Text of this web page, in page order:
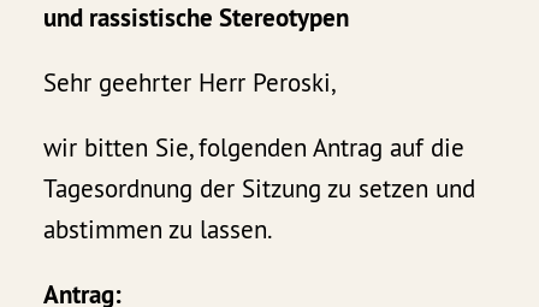
und rassistische Stereotypen
Sehr geehrter Herr Peroski,
wir bitten Sie, folgenden Antrag auf die
Tagesordnung der Sitzung zu setzen und
abstimmen zu lassen.
Antrag: